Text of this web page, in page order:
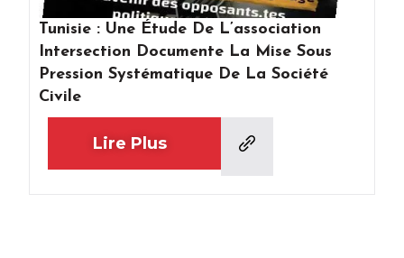
Tunisie : Une Étude De L’association
Intersection Documente La Mise Sous
Pression Systématique De La Société
Civile
Lire Plus